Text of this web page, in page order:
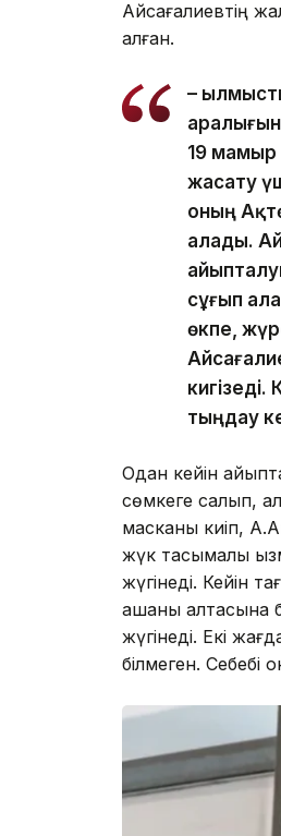
Айсағалиевтің
алған.
–
19 мамыр
жасату
оның
алады.
сұғып
өкпе,
тыңдау
Одан кейін
сөмкеге салып,
масканы киіп,
жүк тасымалы
жүгінеді. Кейін
ақшаны
жүгінеді. Екі
білмеген.